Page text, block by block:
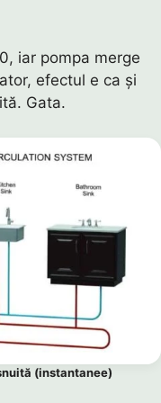
iar pompa merge
efectul e ca și
Gata.
(instantanee)